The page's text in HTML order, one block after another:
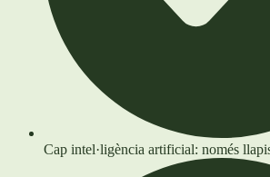
Cap intel·ligència artificial: només